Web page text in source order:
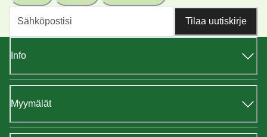
Tilaa uutiskirje
Info
Myymälät